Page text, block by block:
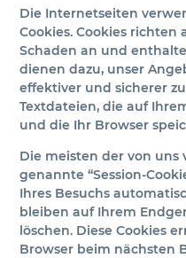
Die Internetseiten
Cookies. Cookies
Schaden an und
dienen dazu, unser
effektiver und sicherer
Textdateien, die auf
und die Ihr Browser
Die meisten der von uns
genannte “Session-
Ihres Besuchs
bleiben auf Ihrem
löschen. Diese Cookies
Browser beim nächsten